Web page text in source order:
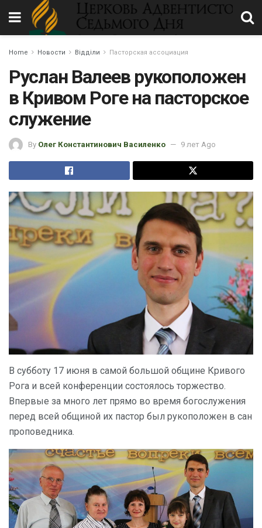
Home Новости Відділи Пасторская ассоциация
Руслан Валеев рукоположен
в Кривом Роге на пасторское
служение
By Олег Константинович Василенко 9 лет Ago
В субботу 17 июня в самой большой общине Кривого
Рога и всей конференции состоялось торжество.
Впервые за много лет прямо во время богослужения
перед всей общиной их пастор был рукоположен в сан
проповедника.